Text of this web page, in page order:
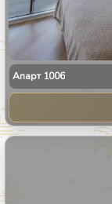
Апарт 1006